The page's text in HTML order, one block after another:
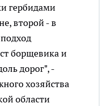
гербидами
второй - в
борщевика и
дорог", -
хозяйства
области